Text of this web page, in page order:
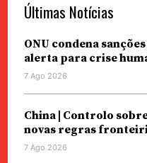
Últimas Notícias
ONU condena
alerta para crise
7 Ago 2026
China | Controlo
novas regras
7 Ago 2026